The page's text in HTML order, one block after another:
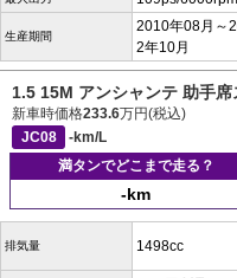
生産期間
2010年08月～
2年10月
1.5 15M アンシャンテ 助手
新車時価格233.6万円(税込)
JC08
-km/L
満タンでどこまで走る？
-km
排気量 1498cc